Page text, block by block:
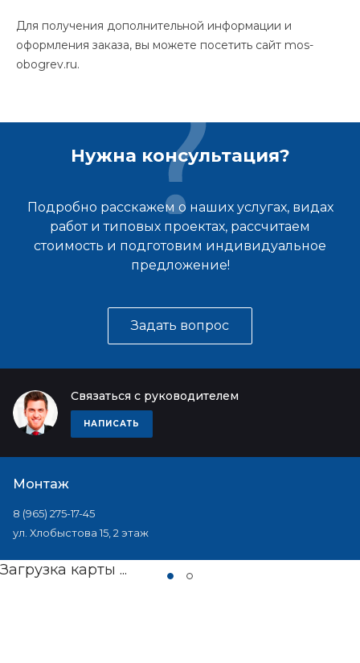
Для получения дополнительной информации и
оформления заказа, вы можете посетить сайт mos-
obogrev.ru.
Нужна консультация?
Подробно расскажем о наших услугах, видах
работ и типовых проектах, рассчитаем
стоимость и подготовим индивидуальное
предложение!
Задать вопрос
Связаться с руководителем
НАПИСАТЬ
Монтаж
8 (965) 275-17-45
ул. Хлобыстова 15, 2 этаж
Загрузка карты ...